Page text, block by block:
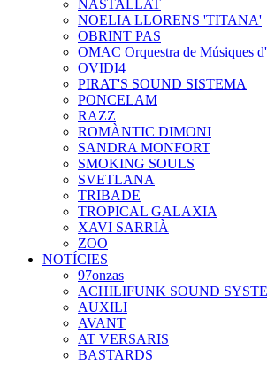
NASTALLAT
NOELIA LLORENS 'TITANA'
OBRINT PAS
OMAC Orquestra de Músiques
OVIDI4
PIRAT'S SOUND SISTEMA
PONCELAM
RAZZ
ROMÀNTIC DIMONI
SANDRA MONFORT
SMOKING SOULS
SVETLANA
TRIBADE
TROPICAL GALAXIA
XAVI SARRIÀ
ZOO
NOTÍCIES
97onzas
ACHILIFUNK SOUND
AUXILI
AVANT
AT VERSARIS
BASTARDS